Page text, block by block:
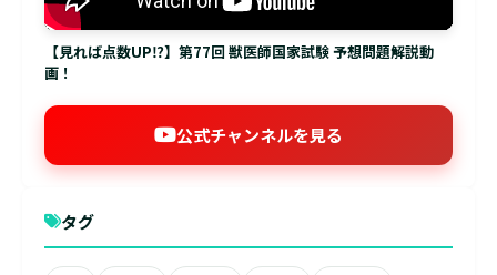
【見れば点数UP⁉】第77回 獣医師国家試験 予想問題解説動
画！
公式チャンネルを見る
タグ